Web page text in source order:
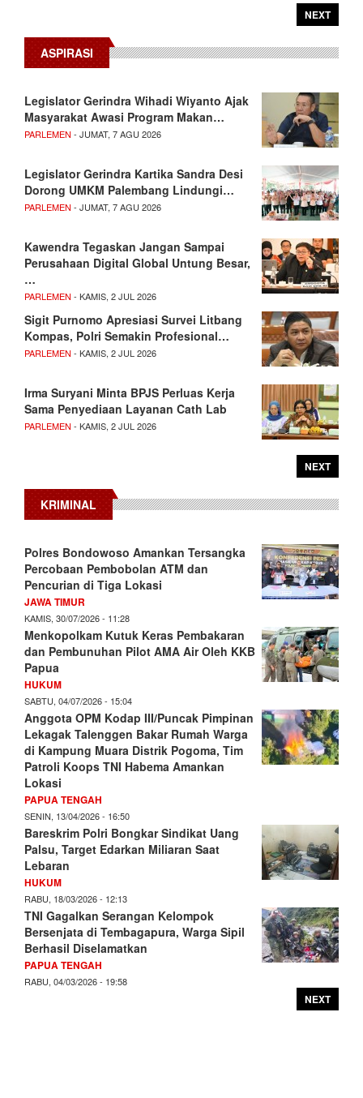
NEXT
ASPIRASI
Legislator Gerindra Wihadi Wiyanto Ajak
Masyarakat Awasi Program Makan…
PARLEMEN - JUMAT, 7 AGU 2026
Legislator Gerindra Kartika Sandra Desi
Dorong UMKM Palembang Lindungi…
PARLEMEN - JUMAT, 7 AGU 2026
Kawendra Tegaskan Jangan Sampai
Perusahaan Digital Global Untung Besar,
…
PARLEMEN - KAMIS, 2 JUL 2026
Sigit Purnomo Apresiasi Survei Litbang
Kompas, Polri Semakin Profesional…
PARLEMEN - KAMIS, 2 JUL 2026
Irma Suryani Minta BPJS Perluas Kerja
Sama Penyediaan Layanan Cath Lab
PARLEMEN - KAMIS, 2 JUL 2026
NEXT
KRIMINAL
Polres Bondowoso Amankan Tersangka
Percobaan Pembobolan ATM dan
Pencurian di Tiga Lokasi
JAWA TIMUR
KAMIS, 30/07/2026 - 11:28
Menkopolkam Kutuk Keras Pembakaran
dan Pembunuhan Pilot AMA Air Oleh KKB
Papua
HUKUM
SABTU, 04/07/2026 - 15:04
Anggota OPM Kodap III/Puncak Pimpinan
Lekagak Talenggen Bakar Rumah Warga
di Kampung Muara Distrik Pogoma, Tim
Patroli Koops TNI Habema Amankan
Lokasi
PAPUA TENGAH
SENIN, 13/04/2026 - 16:50
Bareskrim Polri Bongkar Sindikat Uang
Palsu, Target Edarkan Miliaran Saat
Lebaran
HUKUM
RABU, 18/03/2026 - 12:13
TNI Gagalkan Serangan Kelompok
Bersenjata di Tembagapura, Warga Sipil
Berhasil Diselamatkan
PAPUA TENGAH
RABU, 04/03/2026 - 19:58
NEXT